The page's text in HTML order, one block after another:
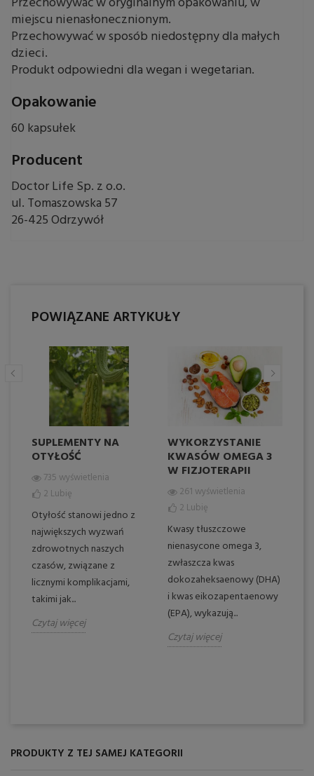
miejscu nienasłonecznionym.
Przechowywać w sposób niedostępny dla małych
dzieci.
Produkt odpowiedni dla wegan i wegetarian.
Opakowanie
60 kapsułek
Producent
Doctor Life Sp. z o.o.
ul. Tomaszowska 57
26-425 Odrzywół
POWIĄZANE ARTYKUŁY
SUPLEMENTY NA
OTYŁOŚĆ
735 wyświetlenia
2 Lubię
Otyłość stanowi jedno z
największych wyzwań
zdrowotnych naszych
czasów, związane z
licznymi komplikacjami,
takimi jak...
Czytaj więcej
WYKORZYSTANIE
KWASÓW OMEGA 3
W FIZJOTERAPII
261 wyświetlenia
2 Lubię
Kwasy tłuszczowe
nienasycone omega 3,
zwłaszcza kwas
dokozaheksaenowy (DHA)
i kwas eikozapentaenowy
(EPA), wykazują...
Czytaj więcej
PRODUKTY Z TEJ SAMEJ KATEGORII